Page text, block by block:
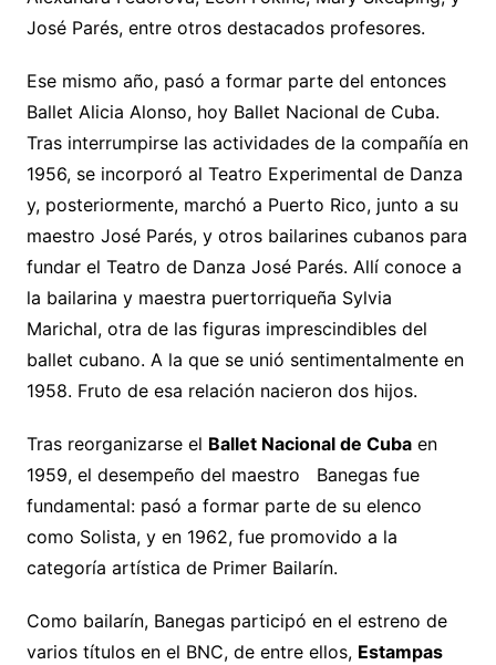
José Parés, entre otros destacados profesores.
Ese mismo año, pasó a formar parte del entonces
Ballet Alicia Alonso, hoy Ballet Nacional de Cuba.
Tras interrumpirse las actividades de la compañía en
1956, se incorporó al Teatro Experimental de Danza
y, posteriormente, marchó a Puerto Rico, junto a su
maestro José Parés, y otros bailarines cubanos para
fundar el Teatro de Danza José Parés. Allí conoce a
la bailarina y maestra puertorriqueña Sylvia
Marichal, otra de las figuras imprescindibles del
ballet cubano. A la que se unió sentimentalmente en
1958. Fruto de esa relación nacieron dos hijos.
Tras reorganizarse el Ballet Nacional de Cubaen
1959, el desempeño del maestro Banegas fue
fundamental: pasó a formar parte de su elenco
como Solista, y en 1962, fue promovido a la
categoría artística de Primer Bailarín.
Como bailarín, Banegas participó en el estreno de
varios títulos en el BNC, de entre ellos, Estampas